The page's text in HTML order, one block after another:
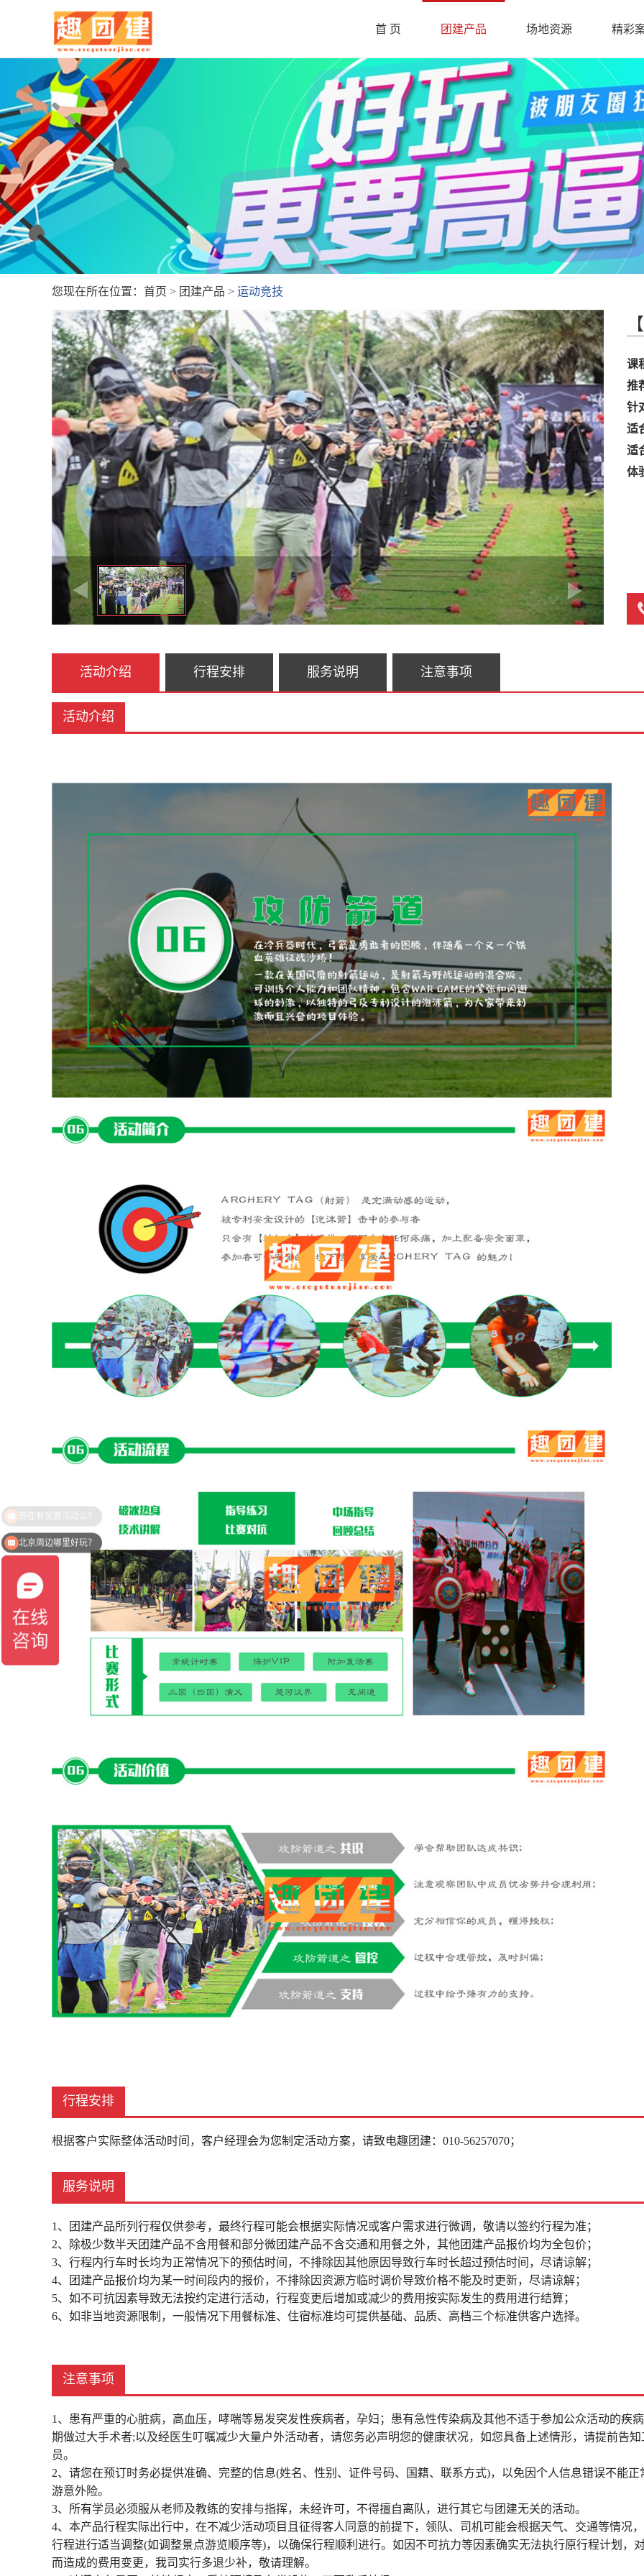
首 页 团建产品 场地资源 精彩
您现在所在位置： 首页 > 团建产品 > 运动竞技
课
推
针
适
适
体
活动介绍 行程安排 服务说明 注意事项
活动介绍
行程安排
根据客户实际整体活动时间，客户经理会为您制定活动方案，请致电趣团建： 010-56257070；
服务说明
1、团建产品所列行程仅供参考，最终行程可能会根据实际情况或客户需求进行微调，敬请以签约行程为准；
2、除极少数半天团建产品不含用餐和部分微团建产品不含交通和用餐之外，其他团建产品报价均为全包价；
3、行程内行车时长均为正常情况下的预估时间，不排除因其他原因导致行车时长超过预估时间，尽请谅解；
4、团建产品报价均为某一时间段内的报价，不排除因资源方临时调价导致价格不能及时更新，尽请谅解；
5、如不可抗因素导致无法按约定进行活动，行程变更后增加或减少的费用按实际发生的费用进行结算；
6、如非当地资源限制，一般情况下用餐标准、住宿标准均可提供基础、品质、高档三个标准供客户选择。
注意事项
1、患有严重的心脏病，高血压，哮喘等易发突发性疾病者，孕妇；患有急性传染病及其他不适于参加公众活动的疾
期做过大手术者;以及经医生叮嘱减少大量户外活动者，请您务必声明您的健康状况，如您具备上述情形，请提前告知
员。
2、请您在预订时务必提供准确、完整的信息(姓名、性别、证件号码、国籍、联系方式)，以免因个人信息错误不能正
游意外险。
3、所有学员必须服从老师及教练的安排与指挥，未经许可，不得擅自离队，进行其它与团建无关的活动。
4、本产品行程实际出行中，在不减少活动项目且征得客人同意的前提下，领队、司机可能会根据天气、交通等情况
行程进行适当调整(如调整景点游览顺序等)，以确保行程顺利进行。如因不可抗力等因素确实无法执行原行程计划，
而造成的费用变更，我司实行多退少补，敬请理解。
北京周边哪里好玩？